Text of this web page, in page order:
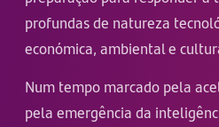
profundas de natureza
económica, ambiental e
Num tempo marcado pela
pela emergência da